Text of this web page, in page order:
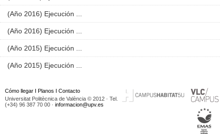
(Año 2016) Ejecución ...
(Año 2016) Ejecución ...
(Año 2015) Ejecución ...
(Año 2015) Ejecución ...
Cómo llegar I Planos I Contacto
Universitat Politècnica de València © 2012 · Tel.
(+34) 96 387 70 00 · informacion@upv.es